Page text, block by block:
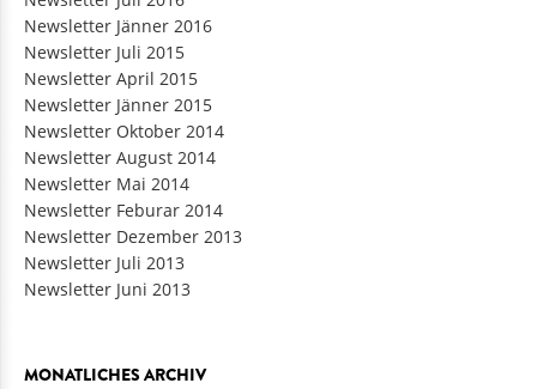
Newsletter Jänner 2016
Newsletter Juli 2015
Newsletter April 2015
Newsletter Jänner 2015
Newsletter Oktober 2014
Newsletter August 2014
Newsletter Mai 2014
Newsletter Feburar 2014
Newsletter Dezember 2013
Newsletter Juli 2013
Newsletter Juni 2013
MONATLICHES ARCHIV